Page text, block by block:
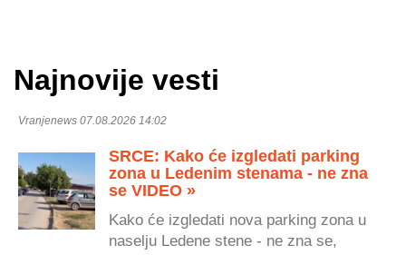
Najnovije vesti
Vranjenews 07.08.2026 14:02
SRCE: Kako će izgledati parking
zona u Ledenim stenama - ne zna
se VIDEO »
Kako će izgledati nova parking zona u
naselju Ledene stene - ne zna se,